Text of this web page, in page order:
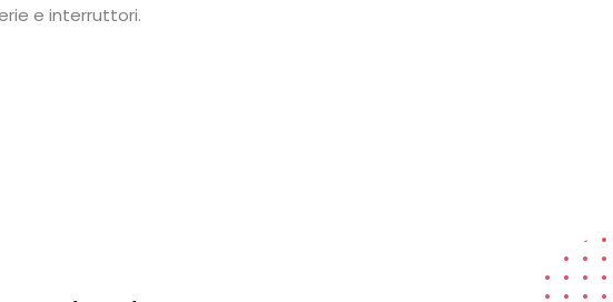
e interruttori.